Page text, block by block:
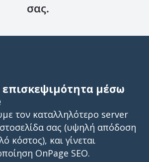
σας.
μέσω
τον καταλληλότερο server
σας (υψηλή απόδοση
κόστος), και γίνεται
OnPage SEO.